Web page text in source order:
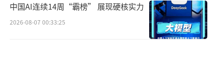
中国AI连续14周“霸榜” 展现硬核实力
2026-08-07 00:33:25